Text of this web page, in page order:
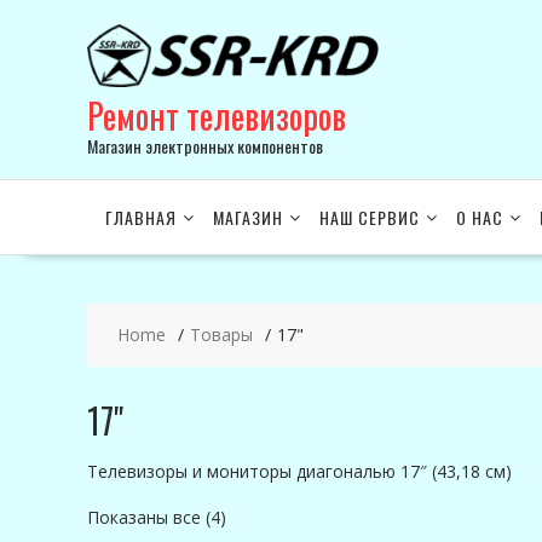
Ремонт телевизоров
Магазин электронных компонентов
ГЛАВНАЯ МАГАЗИН НАШ СЕРВИС О НАС
Home Товары 17"
17"
Телевизоры и мониторы диагональю 17″ (43,18 см)
Показаны все (4)